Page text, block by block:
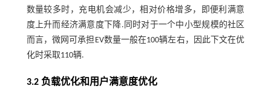
数量较多时，充电机会减少，相对价格增多，即便利满意
度上升而经济满意度下降.同时对于一个中小型规模的社区
而言，微网可承担EV数量一般在100辆左右，因此下文在优
化时采取110辆.
3.2 负载优化和用户满意度优化